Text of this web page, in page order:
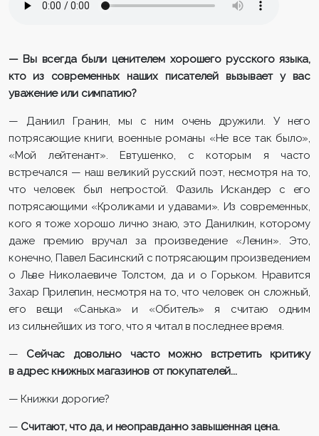
— Вы всегда были ценителем хорошего русского языка,
кто из современных наших писателей вызывает у вас
уважение или симпатию?
— Даниил Гранин, мы с ним очень дружили. У него
потрясающие книги, военные романы «Не все так было»,
«Мой лейтенант». Евтушенко, с которым я часто
встречался — наш великий русский поэт, несмотря на то,
что человек был непростой. Фазиль Искандер с его
потрясающими «Кроликами и удавами». Из современных,
кого я тоже хорошо лично знаю, это Данилкин, которому
даже премию вручал за произведение «Ленин». Это,
конечно, Павел Басинский с потрясающим произведением
о Льве Николаевиче Толстом, да и о Горьком. Нравится
Захар Прилепин, несмотря на то, что человек он сложный,
его вещи «Санька» и «Обитель» я считаю одним
из сильнейших из того, что я читал в последнее время.
— Сейчас довольно часто можно встретить критику
в адрес книжных магазинов от покупателей...
— Книжки дорогие?
— Считают, что да, и неоправданно завышенная цена.